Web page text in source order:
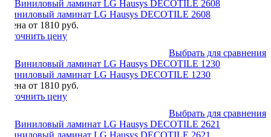
Виниловый ламинат LG Hausys DECOTILE 2608
Цена от 1810 руб.
Уточнить цену
Выбрать для сравнения
Виниловый ламинат LG Hausys DECOTILE 1230
Цена от 1810 руб.
Уточнить цену
Выбрать для сравнения
Виниловый ламинат LG Hausys DECOTILE 2621